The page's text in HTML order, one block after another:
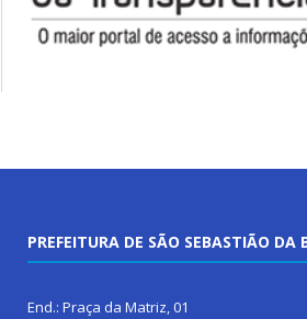
PREFEITURA DE SÃO SEBASTIÃO DA
End.: Praça da Matriz, 01